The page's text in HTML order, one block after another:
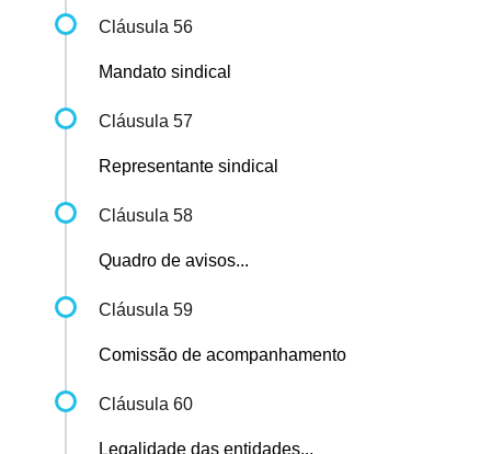
Cláusula 56
Mandato sindical
Cláusula 57
Representante sindical
Cláusula 58
Quadro de avisos...
Cláusula 59
Comissão de acompanhamento
Cláusula 60
Legalidade das entidades...